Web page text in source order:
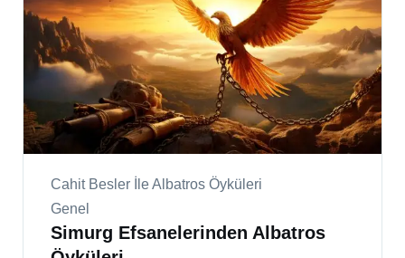
Cahit Besler İle Albatros Öyküleri
Genel
Simurg Efsanelerinden Albatros